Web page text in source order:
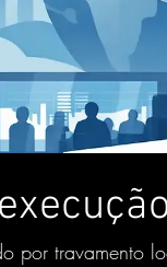
por travamento